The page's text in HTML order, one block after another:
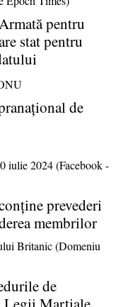
pentru
stat pentru
de
prevederi
membrilor
de